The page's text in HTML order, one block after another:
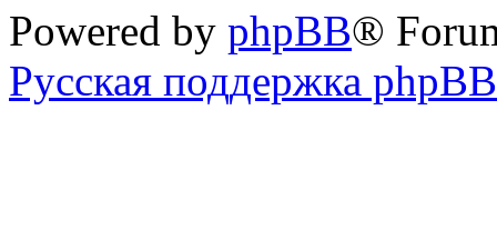
Powered by phpBB®
Русская поддержка phpBB